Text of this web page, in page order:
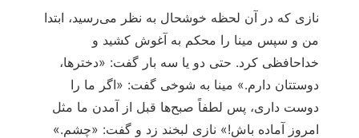
نازی که در آن لحظه خوشحال به نظر می‌رسید، ابتدا
من و سپس مینا را محکم به آغوش کشید و
خداحافظی کرد. حتی دو یا سه بار گفت: «دخترها،
دوستتان دارم.» مینا به شوخی گفت: «اگر ما را
دوست داری، پس لطفاً صبح‌ها قبل از آمدن ما مثل
امروز آماده باش!» نازی لبخند زد و گفت: «چشم.»